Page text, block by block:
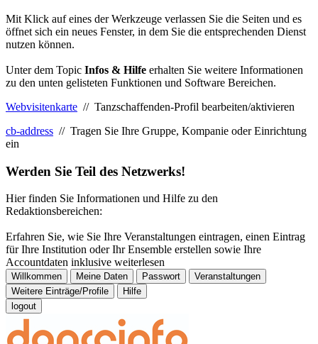
Mit Klick auf eines der Werkzeuge verlassen Sie die Seiten und es
öffnet sich ein neues Fenster, in dem Sie die entsprechenden Dienst
nutzen können.
Unter dem Topic Infos & Hilfe erhalten Sie weitere Informationen
zu den unten gelisteten Funktionen und Software Bereichen.
Webvisitenkarte // Tanzschaffenden-Profil bearbeiten/aktivieren
cb-address // Tragen Sie Ihre Gruppe, Kompanie oder Einrichtung
ein
Werden Sie Teil des Netzwerks!
Hier finden Sie Informationen und Hilfe zu den
Redaktionsbereichen:
Erfahren Sie, wie Sie Ihre Veranstaltungen eintragen, einen Eintrag
für Ihre Institution oder Ihr Ensemble erstellen sowie Ihre
Accountdaten inklusive weiterlesen
Willkommen Meine Daten Passwort
Veranstaltungen
Weitere Einträge/Profile
Hilfe
logout